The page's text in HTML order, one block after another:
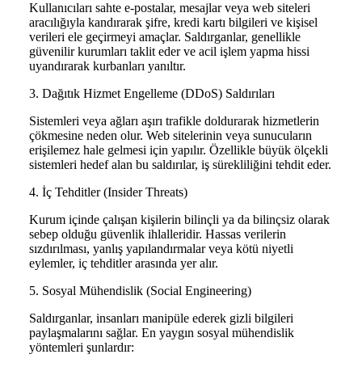
Kullanıcıları sahte e-postalar, mesajlar veya web siteleri
aracılığıyla kandırarak şifre, kredi kartı bilgileri ve kişisel
verileri ele geçirmeyi amaçlar. Saldırganlar, genellikle
güvenilir kurumları taklit eder ve acil işlem yapma hissi
uyandırarak kurbanları yanıltır.
3. Dağıtık Hizmet Engelleme (DDoS) Saldırıları
Sistemleri veya ağları aşırı trafikle doldurarak hizmetlerin
çökmesine neden olur. Web sitelerinin veya sunucuların
erişilemez hale gelmesi için yapılır. Özellikle büyük ölçekli
sistemleri hedef alan bu saldırılar, iş sürekliliğini tehdit eder.
4. İç Tehditler (Insider Threats)
Kurum içinde çalışan kişilerin bilinçli ya da bilinçsiz olarak
sebep olduğu güvenlik ihlalleridir. Hassas verilerin
sızdırılması, yanlış yapılandırmalar veya kötü niyetli
eylemler, iç tehditler arasında yer alır.
5. Sosyal Mühendislik (Social Engineering)
Saldırganlar, insanları manipüle ederek gizli bilgileri
paylaşmalarını sağlar. En yaygın sosyal mühendislik
yöntemleri şunlardır: